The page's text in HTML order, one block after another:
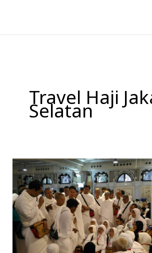
konten
Travel Haji
Selatan
Travel
Haji
di
Jakarta
|
Paket
Haji